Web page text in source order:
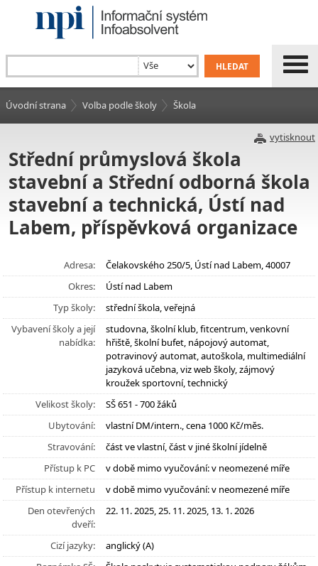
Úvodní strana Volba podle školy Škola
vytisknout
Střední průmyslová škola
stavební a Střední odborná škola
stavební a technická, Ústí nad
Labem, příspěvková organizace
Adresa:
Čelakovského 250/5, Ústí nad Labem, 40007
Okres:
Ústí nad Labem
Typ školy:
střední škola, veřejná
Vybavení školy a její
nabídka:
studovna, školní klub, fitcentrum, venkovní
hřiště, školní bufet, nápojový automat,
potravinový automat, autoškola, multimediální
jazyková učebna, viz web školy, zájmový
kroužek sportovní, technický
Velikost školy:
SŠ 651 - 700 žáků
Ubytování:
vlastní DM/intern., cena 1000 Kč/měs.
Stravování:
část ve vlastní, část v jiné školní jídelně
Přístup k PC
v době mimo vyučování: v neomezené míře
Přístup k internetu
v době mimo vyučování: v neomezené míře
Den otevřených
dveří:
22. 11. 2025, 25. 11. 2025, 13. 1. 2026
Cizí jazyky:
anglický (A)